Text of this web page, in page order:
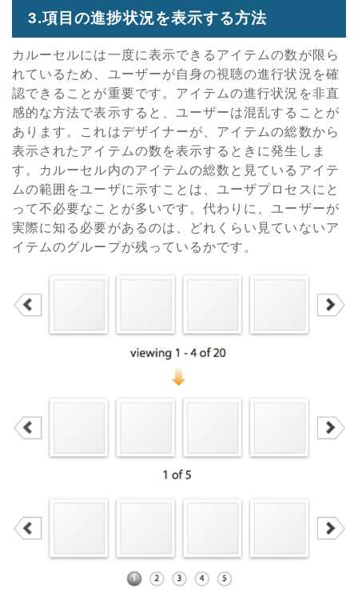
3.項目の進捗状況を表示する方法
カルーセルには一度に表示できるアイテムの数が限ら
れているため、ユーザーが自身の視聴の進行状況を確
認できることが重要です。アイテムの進行状況を非直
感的な方法で表示すると、ユーザーは混乱することが
あります。これはデザイナーが、アイテムの総数から
表示されたアイテムの数を表示するときに発生しま
す。カルーセル内のアイテムの総数と見ているアイテ
ムの範囲をユーザに示すことは、ユーザプロセスにと
って不必要なことが多いです。代わりに、ユーザーが
実際に知る必要があるのは、どれくらい見ていないア
イテムのグループが残っているかです。